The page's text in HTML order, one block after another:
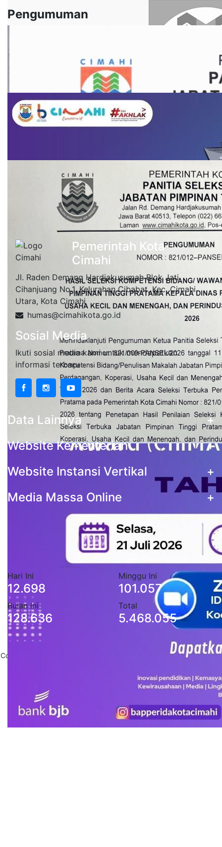
Pengumuman
Pemerintah Kota
Cimahi
Jl. Raden Demang Hardjakusumah Blok Jati
Cihanjuang No.1, Kelurahan Cibabat, Kec. Cimahi
Utara, Kota Cimahi
humas@cimahikota.go.id
Sosial Media
Ikuti sosial media kami untuk mendapatkan
informasi terbaru
Data Lainnya
+
Website Kementerian
+
Website Instansi Vertikal
+
Media Massa Online
+
Statistik Pengunjung
Data stastistik pengunjung situs Pemerintah Kota
Hari Ini
12.698
Minggu Ini
101.057
Bulan Ini
128.636
Total
5.468.055
Copyright 2020 . All Rights Reserved